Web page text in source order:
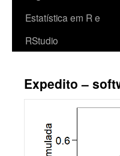
Estatística em R e
RStudio
Expedito –